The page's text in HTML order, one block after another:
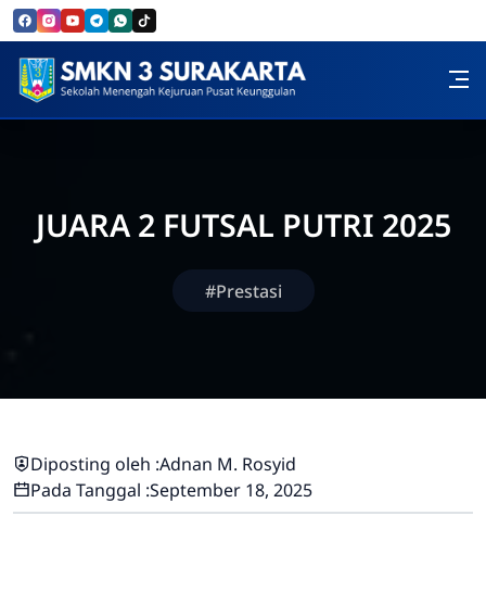
Skip to Content
SMK Negeri 3 Surakarta
JUARA 2 FUTSAL PUTRI 2025
#Prestasi
Diposting oleh :Adnan M. Rosyid
Pada Tanggal :September 18, 2025